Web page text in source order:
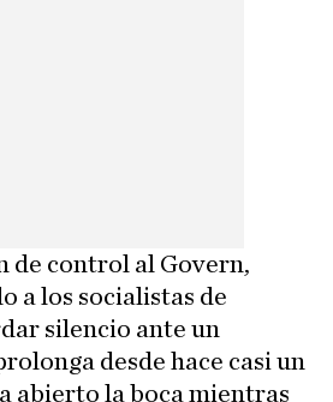
de control al Govern,
a los socialistas de
silencio ante un
desde hace casi un
abierto la boca mientras